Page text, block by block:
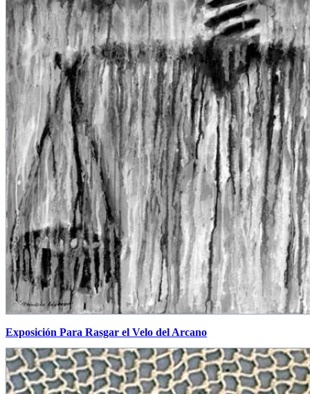
Exposición Para Rasgar el Velo del Arcano